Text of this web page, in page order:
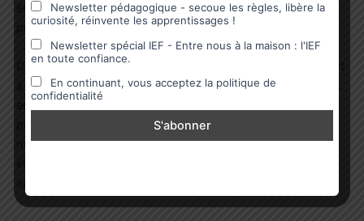
élèves et aux enfants à partir de 3 ans, ce pack est conçu
pour découvrir le monde fabuleux des animaux du froid..
Conçus par une experte en pédagogie, mes dossiers visent
à renforcer les apprentissages scolaires tout en offrant aux
passionnent. L’objectif est d’apprendre en s’amusant, de la
maternelle au CM2. Ces ressources accompagnent les
Newsletter pédagogique - secoue les règles, libère la
curiosité, réinvente les apprentissages !
Newsletter spécial IEF - Entre nous à la maison : l'IEF
en toute confiance.
En continuant, vous acceptez la politique de
confidentialité